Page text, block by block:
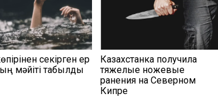
секірген ер
мәйіті табылды
Казахстанка получила
тяжелые ножевые
ранения на Северном
Кипре